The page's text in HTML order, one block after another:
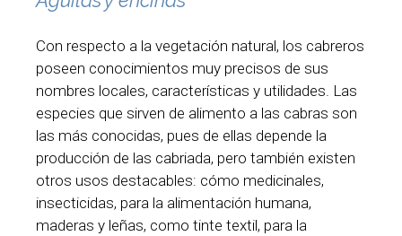
Con respecto a la vegetación natural, los cabreros
poseen conocimientos muy precisos de sus
nombres locales, características y utilidades. Las
especies que sirven de alimento a las cabras son
las más conocidas, pues de ellas depende la
producción de las cabriada, pero también existen
otros usos destacables: cómo medicinales,
insecticidas, para la alimentación humana,
maderas y leñas, como tinte textil, para la